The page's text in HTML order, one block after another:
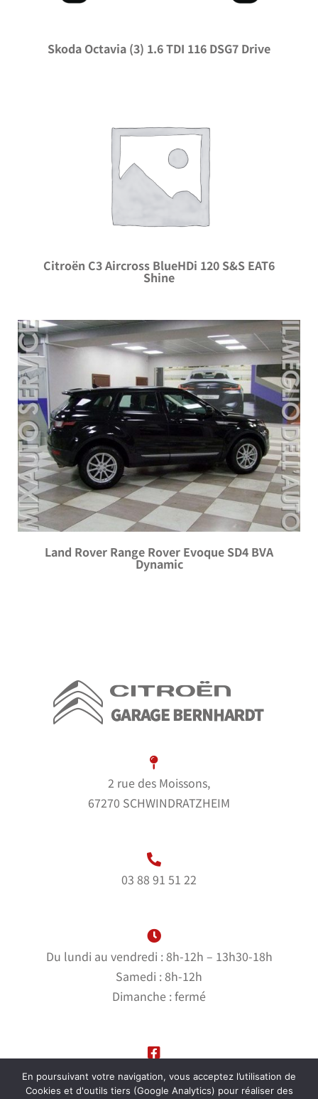
Skoda Octavia (3) 1.6 TDI 116 DSG7 Drive
Citroën C3 Aircross BlueHDi 120 S&S EAT6
Shine
Land Rover Range Rover Evoque SD4 BVA
Dynamic
2 rue des Moissons,
67270 SCHWINDRATZHEIM
03 88 91 51 22
Du lundi au vendredi : 8h-12h – 13h30-18h
Samedi : 8h-12h
Dimanche : fermé
Suivez-nous sur notre page Facebook
En poursuivant votre navigation, vous acceptez l’utilisation de
Cookies et d'outils tiers (Google Analytics) pour réaliser des